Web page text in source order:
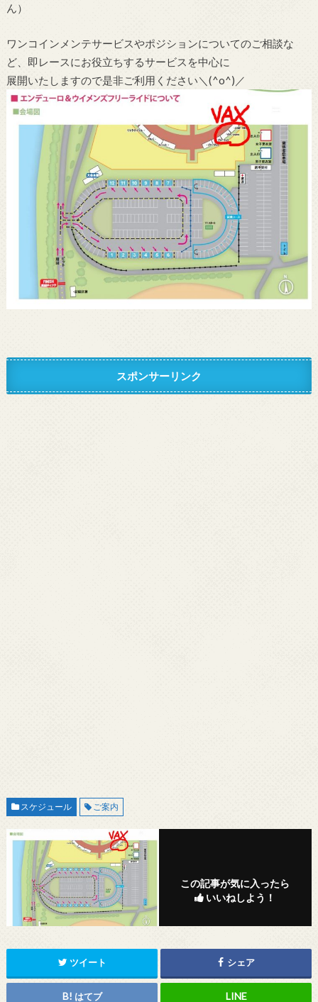
ん）
ワンコインメンテサービスやポジションについてのご相談な
ど、即レースにお役立ちするサービスを中心に
展開いたしますので是非ご利用ください＼(^o^)／
スポンサーリンク
スケジュール ご案内
この記事が気に入ったら
いいねしよう！
ツイート シェア
はてブ